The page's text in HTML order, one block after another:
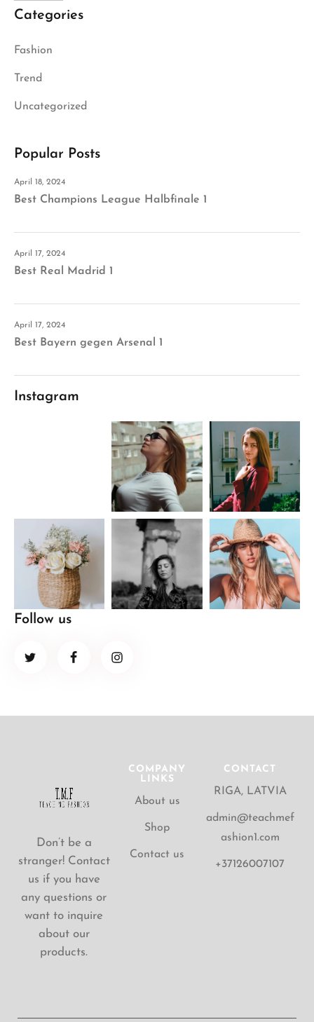
Categories
Fashion
Trend
Uncategorized
Popular Posts
April 18, 2024
Best Champions League Halbfinale 1
April 17, 2024
Best Real Madrid 1
April 17, 2024
Best Bayern gegen Arsenal 1
Instagram
Follow us
Don’t be a
stranger! Contact
us if you have
any questions or
want to inquire
about our
products.
COMPANY
LINKS
About us
Shop
Contact us
CONTACT
RIGA, LATVIA
admin@teachmef
ashion1.com
+37126007107